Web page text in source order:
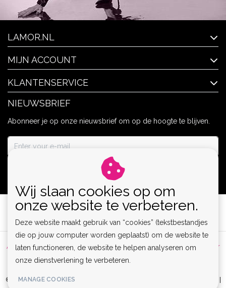
LAMOR.NL
MIJN ACCOUNT
KLANTENSERVICE
NIEUWSBRIEF
Abonneer je op onze nieuwsbrief om op de hoogte te blijven.
Algemene voorwaarden | Privacy Policy | Sitemap |
Disclaimer
RSS Feed
© Copyright 2026 - Lamor | Clubwear, Lingerie & Kinky Fashion XS-6XL |
Wij slaan cookies op om
onze website te verbeteren.
Deze website maakt gebruik van “cookies” (tekstbestandjes
die op jouw computer worden geplaatst) om de website te
laten functioneren, de website te helpen analyseren om
onze dienstverlening te verbeteren.
MANAGE COOKIES